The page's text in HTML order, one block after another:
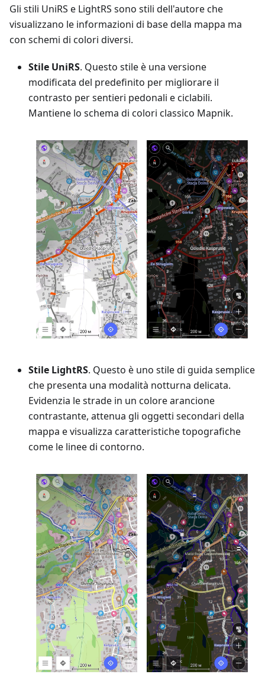
Gli stili UniRS e LightRS sono stili dell'autore che
visualizzano le informazioni di base della mappa ma
con schemi di colori diversi.
Stile UniRS. Questo stile è una versione
modificata del predefinito per migliorare il
contrasto per sentieri pedonali e ciclabili.
Mantiene lo schema di colori classico Mapnik.
Stile LightRS. Questo è uno stile di guida semplice
che presenta una modalità notturna delicata.
Evidenzia le strade in un colore arancione
contrastante, attenua gli oggetti secondari della
mappa e visualizza caratteristiche topografiche
come le linee di contorno.